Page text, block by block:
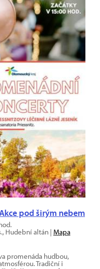
Akce pod širým nebem
Hudební altán | Mapa
promenáda hudbou,
Tradiční i